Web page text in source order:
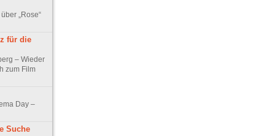
„Rose“
für die
– Wieder
zum Film
Day –
Suche